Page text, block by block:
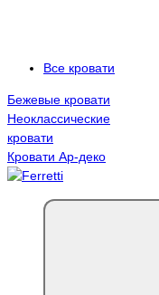
Все кровати
Бежевые кровати
Неоклассические
кровати
Кровати Ар-деко